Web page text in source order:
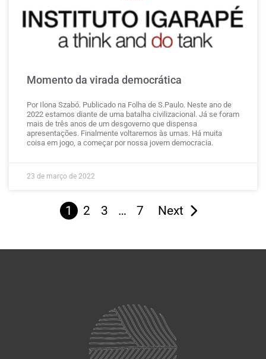
Momento da virada democrática
Por Ilona Szabó. Publicado na Folha de S.Paulo. Neste ano de
2022 estamos diante de uma batalha civilizacional. Já se foram
mais de três anos de um desgoverno que dispensa
apresentações. Finalmente voltaremos às urnas. Há muita
coisa em jogo, a começar por nossa jovem democracia.
23 de março de 2022
1 2 3 … 7 Next